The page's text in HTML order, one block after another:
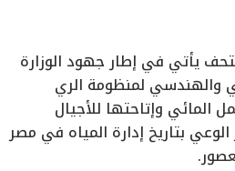
يأتي في إطار جهود الوزارة
والهندسي لمنظومة الري
المائي وإتاحتها للأجيال
الوعي بتاريخ إدارة المياه في مصر